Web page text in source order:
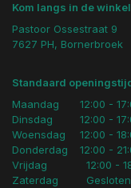
Kom langs in de winkel
Pastoor Ossestraat 9
7627 PH, Bornerbroek
Standaard
Maandag
Dinsdag
Woensdag
Donderdag
12:00 -
12:00 -
12:00 -
12:00 -
Vrijdag
Zaterdag
12:00 -
Gesloten